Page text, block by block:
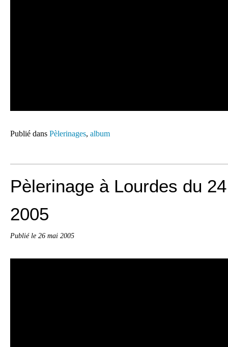
Publié dans Pèlerinages, album
Pèlerinage à Lourdes du
2005
Publié le 26 mai 2005